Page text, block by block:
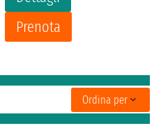
Prenota
Ordina per